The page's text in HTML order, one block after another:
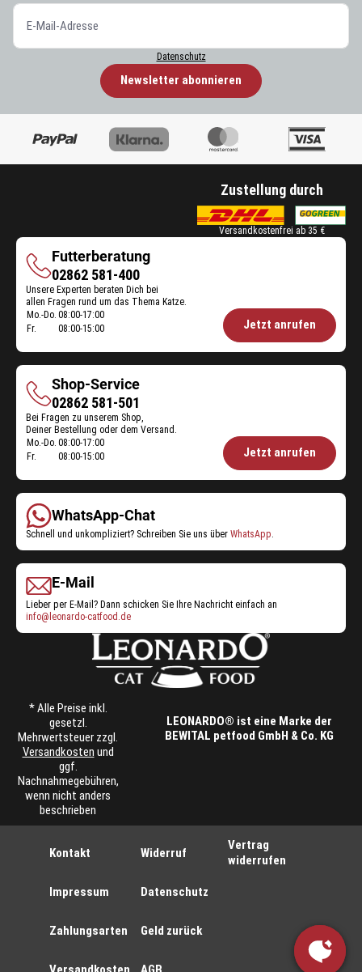
Datenschutz
Newsletter abonnieren
Zustellung durch
Versandkostenfrei ab 35 €
Futterberatung
Futterberatung
02862 581-400
Unsere Experten beraten Dich bei
allen Fragen rund um das Thema Katze.
Öffnungszeiten
Mo.-Do. 08:00-17:00
Fr.
08:00-15:00 Jetzt anrufen
Shop-Service
Shop-
Service
02862 581-501
Bei Fragen zu unserem Shop,
Deiner Bestellung oder dem Versand.
Öffnungszeiten
Mo.-Do. 08:00-17:00
Fr.
08:00-15:00 Jetzt anrufen
WhatsApp-Chat
Schnell und unkompliziert? Schreiben Sie uns über WhatsApp
E-Mail
Lieber per E-Mail? Dann schicken Sie Ihre Nachricht einfach an
info@leonardo-catfood.de
* Alle Preise inkl.
gesetzl.
Mehrwertsteuer zzgl.
Versandkosten und
ggf.
Nachnahmegebühren,
wenn nicht anders
beschrieben
LEONARDO® ist eine Marke der
BEWITAL petfood GmbH & Co. KG
Kontakt
Impressum
Zahlungsarten
Widerruf
Datenschutz
Geld zurück
Vertrag
widerrufen